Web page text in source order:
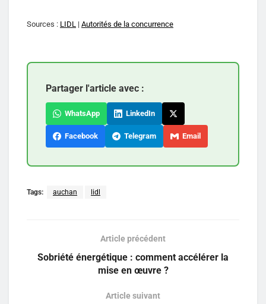
Sources : LIDL | Autorités de la concurrence
Partager l'article avec :
WhatsApp LinkedIn
Facebook Telegram Email
Tags: auchan lidl
Article précédent
Sobriété énergétique : comment accélérer la
mise en œuvre ?
Article suivant